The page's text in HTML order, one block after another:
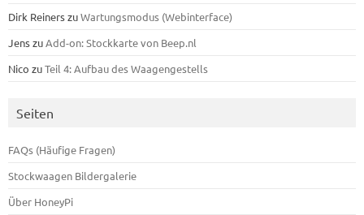
Dirk ReinerszuWartungsmodus (Webinterface)
JenszuAdd-on: Stockkarte von Beep.nl
Nico zuTeil 4: Aufbau des Waagengestells
Seiten
FAQs (Häufige Fragen)
Stockwaagen Bildergalerie
Über HoneyPi